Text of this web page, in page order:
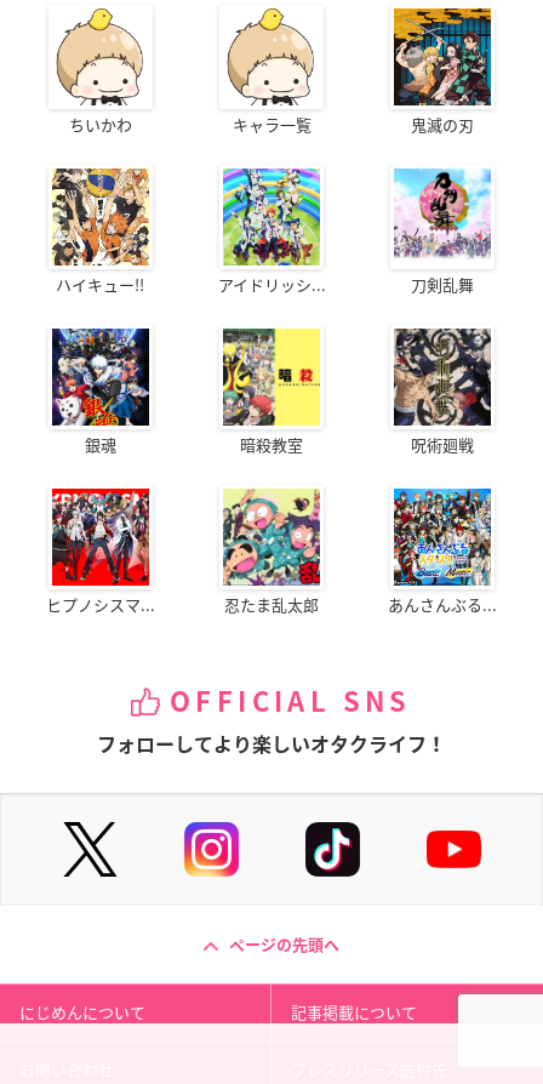
ちいかわ キャラ一覧 鬼滅の刃
ハイキュー!! アイドリッシ... 刀剣乱舞
銀魂 暗殺教室 呪術廻戦
ヒプノシスマ... 忍たま乱太郎 あんさんぶる...
OFFICIAL SNS
フォローしてより楽しいオタクライフ！
ページの先頭へ
にじめんについて 記事掲載について